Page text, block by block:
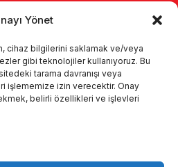
Yönet
cihaz bilgilerini saklamak ve/veya
gibi teknolojiler kullanıyoruz. Bu
tarama davranışı veya
işlememize izin verecektir. Onay
belirli özellikleri ve işlevleri